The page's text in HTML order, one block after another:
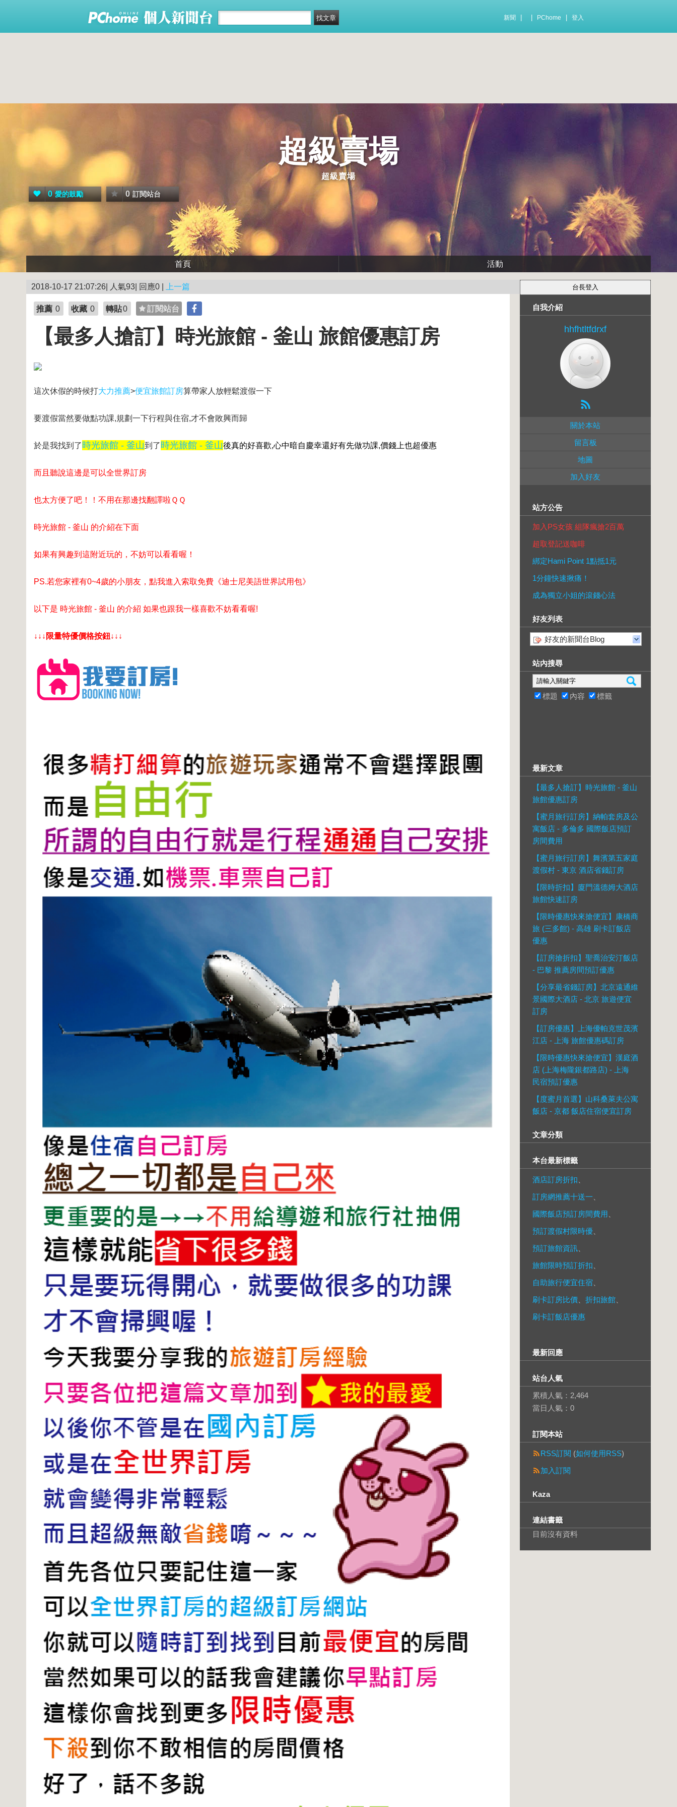
新聞 PChome 登入
超級賣場
超級賣場
0 愛的鼓勵 0 訂閱站台
首頁 活動
2018-10-17 21:07:26| 人氣93| 回應0 | 上一篇
推薦 0 收藏 0 轉貼0 訂閱站台
【最多人搶訂】時光旅館 - 釜山 旅館優惠訂房
這次休假的時候打大力推薦>便宜旅館訂房算帶家人放輕鬆渡假一下
要渡假當然要做點功課,規劃一下行程與住宿,才不會敗興而歸
於是我找到了時光旅館 - 釜山到了時光旅館 - 釜山後真的好喜歡,心中暗自慶幸還好有先做功課,價錢上也超優惠
而且聽說這邊是可以全世界訂房
也太方便了吧！！不用在那邊找翻譯啦ＱＱ
時光旅館 - 釜山 的介紹在下面
如果有興趣到這附近玩的，不妨可以看看喔！
PS.若您家裡有0~4歲的小朋友， 點我進入索取免費《迪士尼美語世界試用包》
以下是 時光旅館 - 釜山 的介紹 如果也跟我一樣喜歡不妨看看喔!
↓↓↓限量特優價格按鈕↓↓↓
自我介紹
hhfhtltfdrxf
關於本站
留言板
地圖
加入好友
站方公告
加入PS女孩 組隊瘋搶2百萬
超取登記送咖啡
綁定Hami Point 1點抵1元
1分鐘快速揪痛！
成為獨立小姐的滾錢心法
好友列表
好友的新聞台Blog
站內搜尋
標題 內容 標籤
最新文章
【最多人搶訂】時光旅館 - 釜山
旅館優惠訂房
【蜜月旅行訂房】納帕套房及公
寓飯店 - 多倫多 國際飯店預訂
房間費用
【蜜月旅行訂房】舞濱第五家庭
渡假村 - 東京 酒店省錢訂房
【限時折扣】廈門溫德姆大酒店
旅館快速訂房
【限時優惠快來搶便宜】康橋商
旅 (三多館) - 高雄 刷卡訂飯店
優惠
【訂房搶折扣】聖喬治安汀飯店
- 巴黎 推薦房間預訂優惠
【分享最省錢訂房】北京遠通維
景國際大酒店 - 北京 旅遊便宜
訂房
【訂房優惠】上海優帕克世茂濱
江店 - 上海 旅館優惠碼訂房
【限時優惠快來搶便宜】漢庭酒
店 (上海梅隴銀都路店) - 上海
民宿預訂優惠
【度蜜月首選】山科桑萊夫公寓
飯店 - 京都 飯店住宿便宜訂房
文章分類
本台最新標籤
酒店訂房折扣
訂房網推薦十送一
國際飯店預訂房間費用
預訂渡假村限時優
預訂旅館資訊
旅館限時預訂折扣
自助旅行便宜住宿
刷卡訂房比價
折扣旅館
刷卡訂飯店優惠
最新回應
站台人氣
累積人氣： 2,464
當日人氣： 0
訂閱本站
RSS訂閱 (如何使用RSS)
加入訂閱
Kaza
連結書籤
目前沒有資料